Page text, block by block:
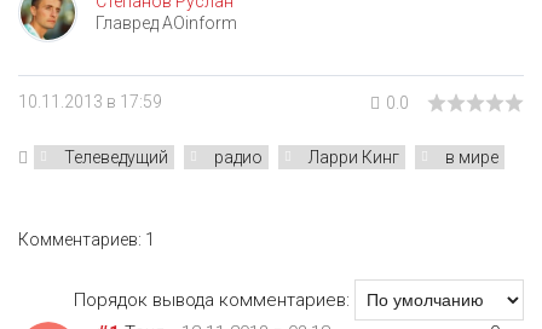
Главред AOinform
10.11.2013 в 17:59 0.0
Телеведущий радио Ларри Кинг в мире
Комментариев: 1
Порядок вывода комментариев: